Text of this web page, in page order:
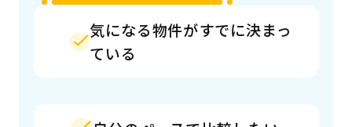
気になる物件がすでに決まっ
ている